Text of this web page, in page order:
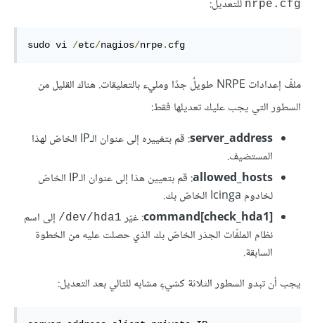
nrpe.cfg للتعديل:
sudo vi /etc/nagios/nrpe. cfg
ملفّ إعدادات NRPE طويلٌ جدًا ومليء بالتعليقات. هناك القليل من
السطور التي يجب عليك تعديلها فقط:
server_address
: قم بتغييره إلى عنوان الـIP الخاصّ لهذا
المستضيف.
allowed_hosts
: قم بتعيين هذا إلى عنوان الـIP الخاصّ
لخادوم Icinga الخاصّ بك.
[command[check_hda1
: غيّر dev/hda1/
إلى اسم
نظام الملفّات الجذر الخاصّ بك الذي حصلت عليه من الخطوة
السابقة.
يجب أن تبدو السطور الثلاثة كشيءٍ مشابه للتالي بعد التعديل: